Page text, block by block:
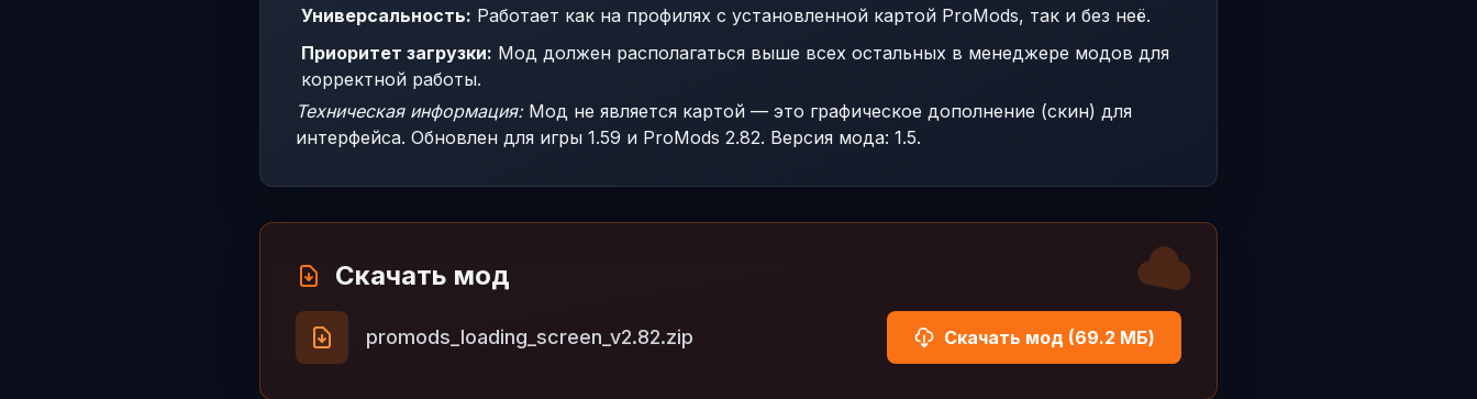
Универсальность: Работает как на профилях с установленной картой ProMods, так и без неё.
Приоритет загрузки: Мод должен располагаться выше всех остальных в менеджере модов для
корректной работы.
Техническая информация:Мод не является картой — это графическое дополнение (скин) для
интерфейса. Обновлен для игры 1.59 и ProMods 2.82. Версия мода: 1.5.
Скачать мод
promods_loading_screen_v2.82.zip Скачать мод (69.2 МБ)